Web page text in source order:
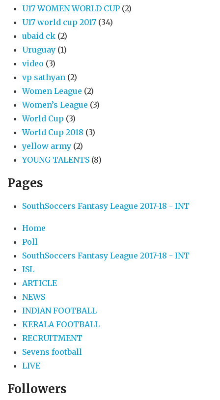
U17 WOMEN WORLD CUP (2)
U17 world cup 2017 (34)
ubaid ck (2)
Uruguay (1)
video (3)
vp sathyan (2)
Women League (2)
Women’s League (3)
World Cup (3)
World Cup 2018 (3)
yellow army (2)
YOUNG TALENTS (8)
Pages
SouthSoccers Fantasy League 2017-18 - INT
Home
Poll
SouthSoccers Fantasy League 2017-18 - INT
ISL
ARTICLE
NEWS
INDIAN FOOTBALL
KERALA FOOTBALL
RECRUITMENT
Sevens football
LIVE
Followers